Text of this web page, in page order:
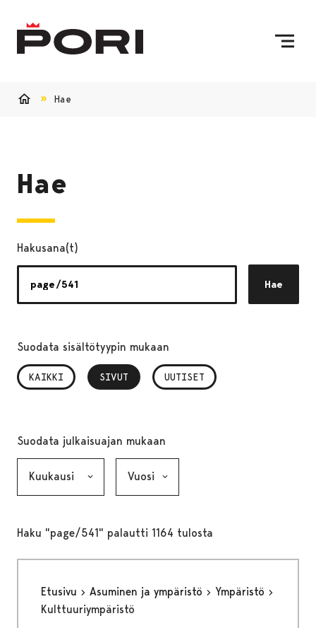
Hae
Hae
Hakusana(t)
Hae
Suodata sisältötyypin mukaan
KAIKKI SIVUT
, VALITTU UUTISET
Suodata julkaisuajan mukaan
Haku "page/541" palautti 1164 tulosta
Etusivu Asuminen ja ympäristö
Ympäristö
Kulttuuriympäristö